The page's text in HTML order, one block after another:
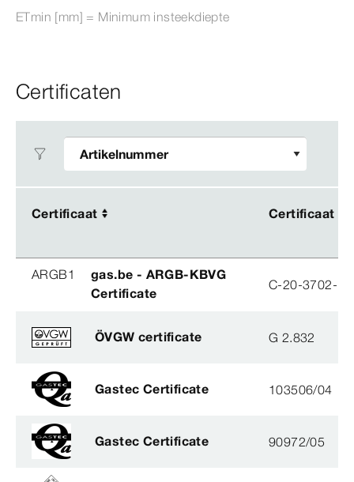
ETmin [mm] = Minimum insteekdiepte
Certificaten
Certificaat Certificaat
Certificaat Certificaat
ARGB1
gas.be - ARGB-KBVG
Certificate
C-20-3702-BA
ÖVGW certificate G 2.832
Gastec Certificate 103506/04
Gastec Certificate 90972/05